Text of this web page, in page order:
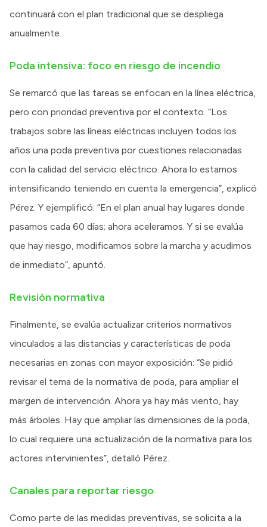
continuará con el plan tradicional que se despliega
anualmente.
Poda intensiva: foco en riesgo de incendio
Se remarcó que las tareas se enfocan en la línea eléctrica,
pero con prioridad preventiva por el contexto. “Los
trabajos sobre las líneas eléctricas incluyen todos los
años una poda preventiva por cuestiones relacionadas
con la calidad del servicio eléctrico. Ahora lo estamos
intensificando teniendo en cuenta la emergencia”, explicó
Pérez. Y ejemplificó: “En el plan anual hay lugares donde
pasamos cada 60 días; ahora aceleramos. Y si se evalúa
que hay riesgo, modificamos sobre la marcha y acudimos
de inmediato”, apuntó.
Revisión normativa
Finalmente, se evalúa actualizar criterios normativos
vinculados a las distancias y características de poda
necesarias en zonas con mayor exposición: “Se pidió
revisar el tema de la normativa de poda, para ampliar el
margen de intervención. Ahora ya hay más viento, hay
más árboles. Hay que ampliar las dimensiones de la poda,
lo cual requiere una actualización de la normativa para los
actores intervinientes”, detalló Pérez.
Canales para reportar riesgo
Como parte de las medidas preventivas, se solicita a la